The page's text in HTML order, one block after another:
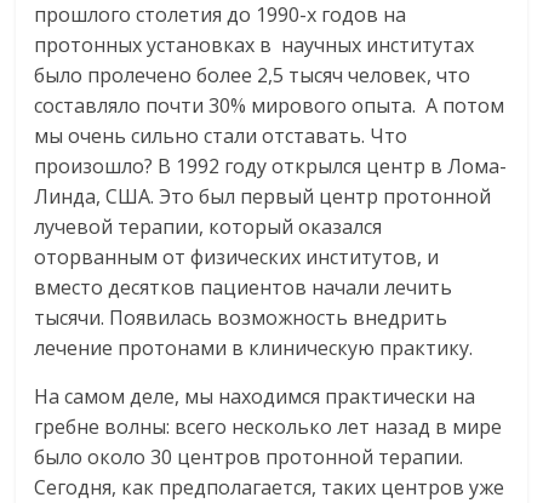
прошлого столетия до 1990-х годов на
протонных установках в научных институтах
было пролечено более 2,5 тысяч человек, что
составляло почти 30% мирового опыта. А потом
мы очень сильно стали отставать. Что
произошло? В 1992 году открылся центр в Лома-
Линда, США. Это был первый центр протонной
лучевой терапии, который оказался
оторванным от физических институтов, и
вместо десятков пациентов начали лечить
тысячи. Появилась возможность внедрить
лечение протонами в клиническую практику.
На самом деле, мы находимся практически на
гребне волны: всего несколько лет назад в мире
было около 30 центров протонной терапии.
Сегодня, как предполагается, таких центров уже